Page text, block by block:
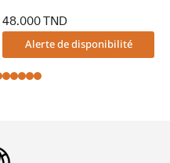
48.000TND
Alerte de disponibilité